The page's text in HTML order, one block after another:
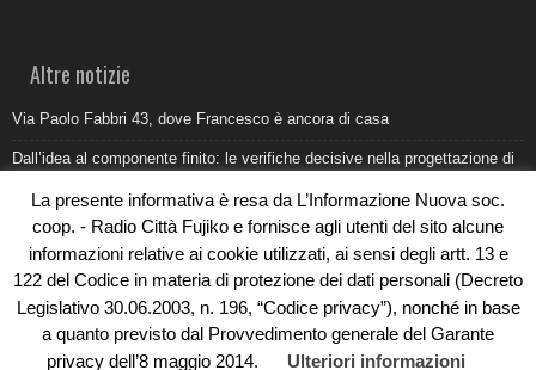
Altre notizie
Via Paolo Fabbri 43, dove Francesco è ancora di casa
Dall’idea al componente finito: le verifiche decisive nella progettazione di
Belvedere Marittimo e il report ARPACAL 2026 sulla qualità del mare
Come organizzare e allestire una camera ardente per l’ultimo saluto
Umidità di risalita in casa, come riconoscere i segnali veri
La presente informativa è resa da L’Informazione Nuova soc.
coop. - Radio Città Fujiko e fornisce agli utenti del sito alcune
informazioni relative ai cookie utilizzati, ai sensi degli artt. 13 e
122 del Codice in materia di protezione dei dati personali (Decreto
Legislativo 30.06.2003, n. 196, “Codice privacy”), nonché in base
a quanto previsto dal Provvedimento generale del Garante
privacy dell’8 maggio 2014.
Ulteriori informazioni